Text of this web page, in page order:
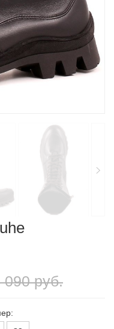
090 руб.